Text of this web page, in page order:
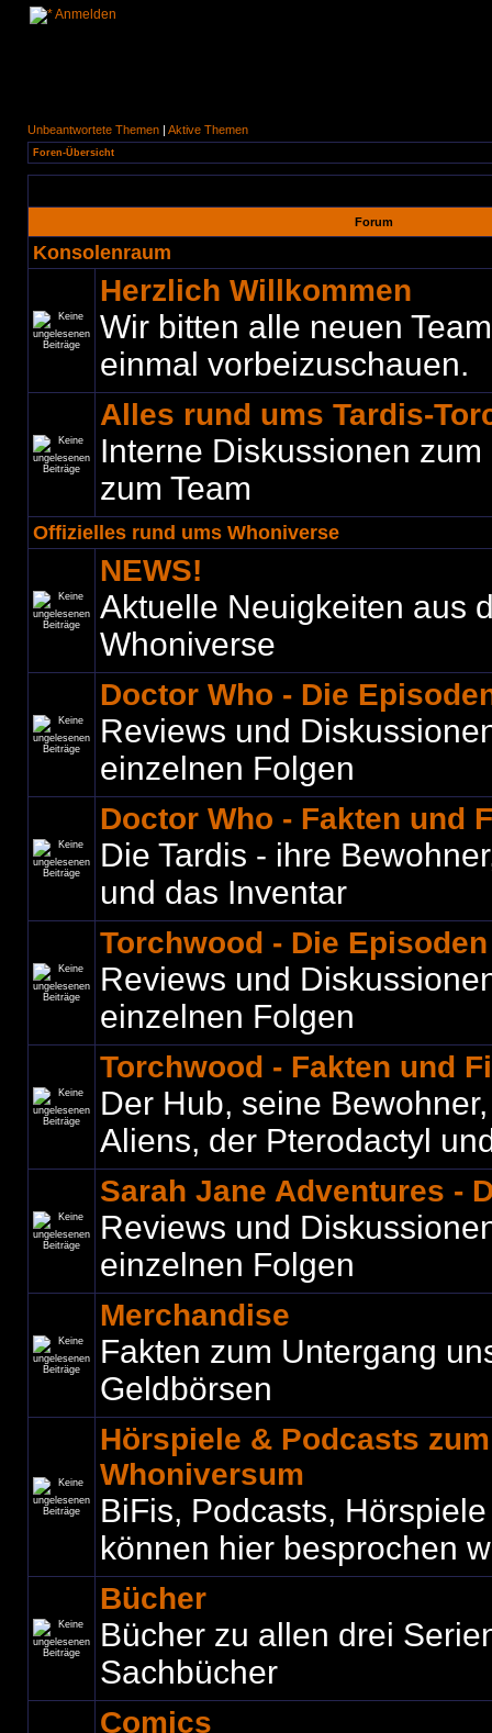
Anmelden
Unbeantwortete Themen | Aktive Themen
Foren-Übersicht
Forum
Konsolenraum
Herzlich Willkommen
Wir bitten alle neuen
einmal vorbeizuschauen.
Alles rund ums Tardis-
Interne Diskussionen
zum Team
Offizielles rund ums Whoniverse
NEWS!
Aktuelle Neuigkeiten aus
Whoniverse
Doctor Who - Die
Reviews und
einzelnen Folgen
Doctor Who - Fakten und
Die Tardis - ihre
und das Inventar
Torchwood - Die Episoden
Reviews und
einzelnen Folgen
Torchwood - Fakten und
Der Hub, seine
Aliens, der Pterodactyl
Sarah Jane Adventures -
Reviews und
einzelnen Folgen
Merchandise
Fakten zum Untergang
Geldbörsen
Hörspiele & Podcasts
Whoniversum
BiFis, Podcasts,
können hier besprochen
Bücher
Bücher zu allen drei
Sachbücher
Comics